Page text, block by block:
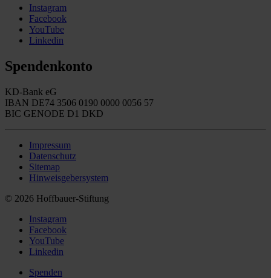
Instagram
Facebook
YouTube
Linkedin
Spendenkonto
KD-Bank eG
IBAN DE74 3506 0190 0000 0056 57
BIC GENODE D1 DKD
Impressum
Datenschutz
Sitemap
Hinweisgebersystem
© 2026 Hoffbauer-Stiftung
Instagram
Facebook
YouTube
Linkedin
Spenden